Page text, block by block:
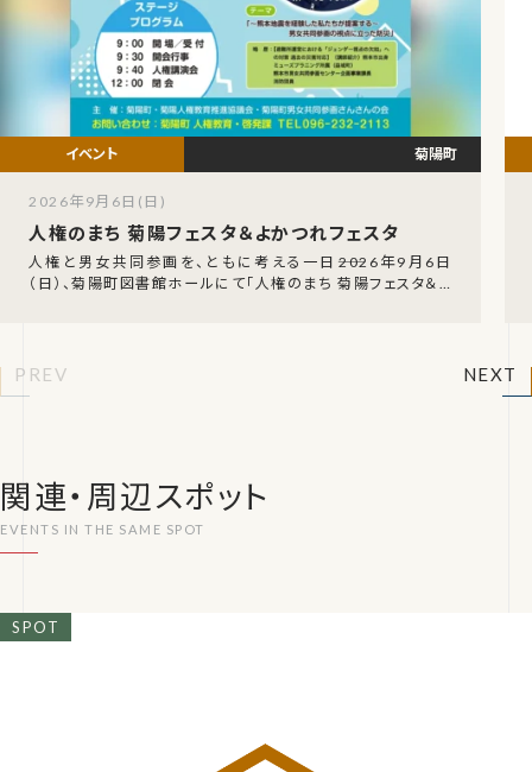
人権のまち 菊陽フェスタ＆よかつれフェスタ
人権と男女共同参画を、ともに考える一日――2026年9月6日
（日）、菊陽町図書館ホールにて「人権のまち 菊陽フェスタ＆よ
菊陽町
2026年9月6日(日)
PREV NEXT
関連・周辺スポット